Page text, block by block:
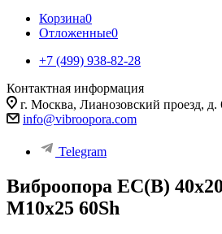
Корзина0
Отложенные0
+7 (499) 938-82-28
Контактная информация
г. Москва, Лианозовский проезд, д.
info@vibroopora.com
Telegram
Виброопора EC(B)
M10x25 60Sh